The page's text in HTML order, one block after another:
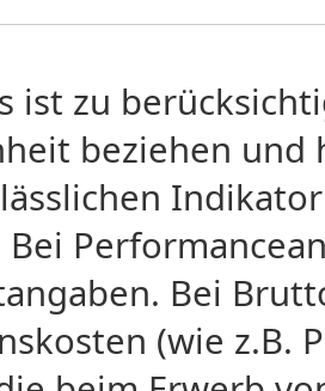
ist zu
beziehen
Bei
(wie z.B.